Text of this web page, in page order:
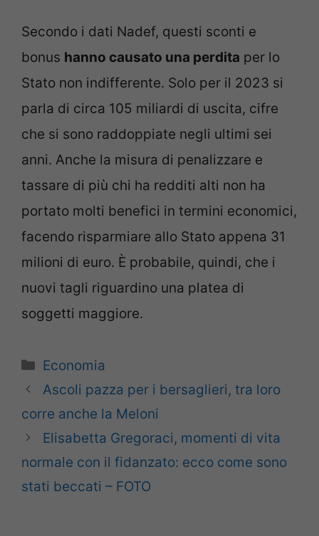
Secondo i dati Nadef, questi sconti e
bonus hanno causato una perdita per lo
Stato non indifferente. Solo per il 2023 si
parla di circa 105 miliardi di uscita, cifre
che si sono raddoppiate negli ultimi sei
anni. Anche la misura di penalizzare e
tassare di più chi ha redditi alti non ha
portato molti benefici in termini economici,
facendo risparmiare allo Stato appena 31
milioni di euro. È probabile, quindi, che i
nuovi tagli riguardino una platea di
soggetti maggiore.
Categorie
Economia
Ascoli pazza per i bersaglieri, tra loro
corre anche la Meloni
Elisabetta Gregoraci, momenti di vita
normale con il fidanzato: ecco come sono
stati beccati – FOTO